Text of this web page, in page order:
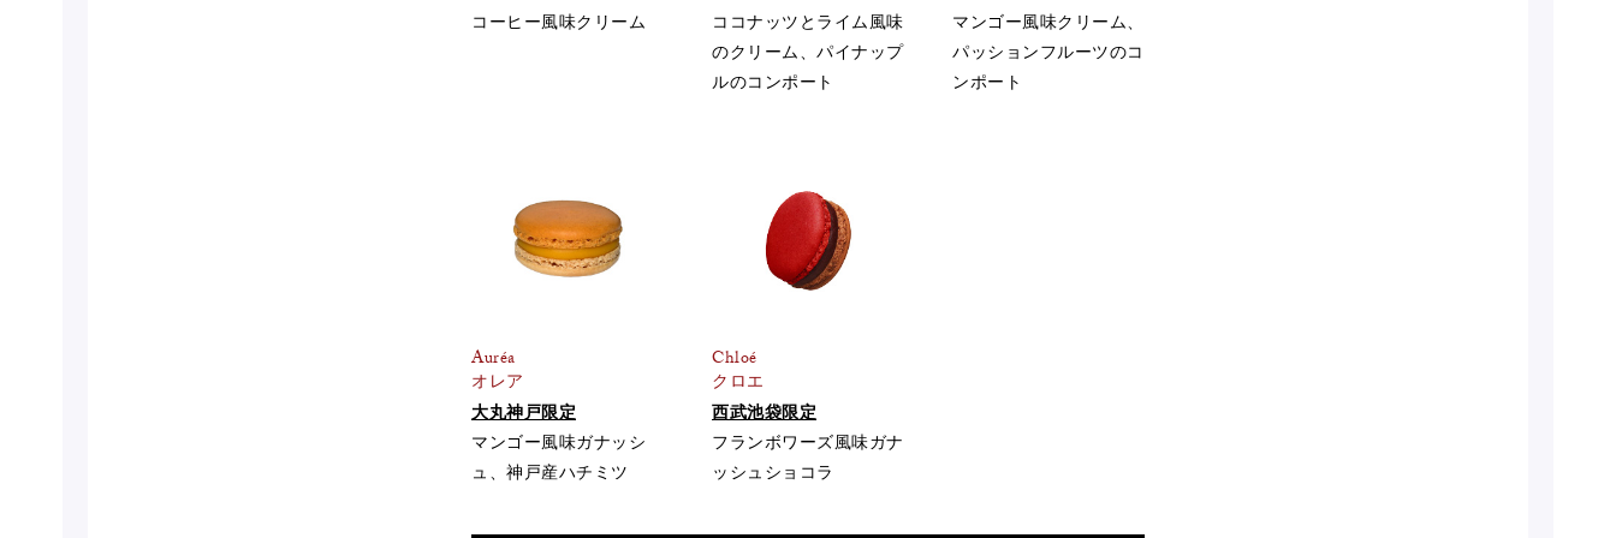
コーヒー風味クリーム
ココナッツとライム風味
のクリーム、パイナップ
ルのコンポート
マンゴー風味クリーム、
パッションフルーツのコ
ンポート
Auréa
オレア
大丸神戸限定
マンゴー風味ガナッシ
ュ、神戸産ハチミツ
Chloé
クロエ
西武池袋限定
フランボワーズ風味ガナ
ッシュショコラ